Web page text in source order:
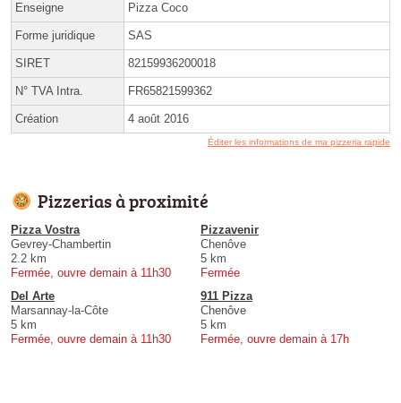
Enseigne Pizza Coco
Forme juridique SAS
SIRET 82159936200018
N° TVA Intra. FR65821599362
Création 4 août 2016
Éditer les informations de ma pizzeria rapide
Pizzerias à proximité
Pizza Vostra
Gevrey-Chambertin
2.2 km
Fermée, ouvre demain à 11h30
Pizzavenir
Chenôve
5 km
Fermée
Del Arte
Marsannay-la-Côte
5 km
Fermée, ouvre demain à 11h30
911 Pizza
Chenôve
5 km
Fermée, ouvre demain à 17h